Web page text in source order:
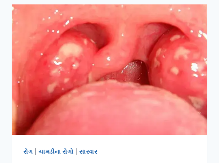
રોગ ચામડીના રોગો સારવાર